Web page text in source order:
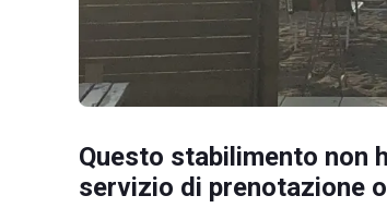
Questo stabilimento non
servizio di prenotazione